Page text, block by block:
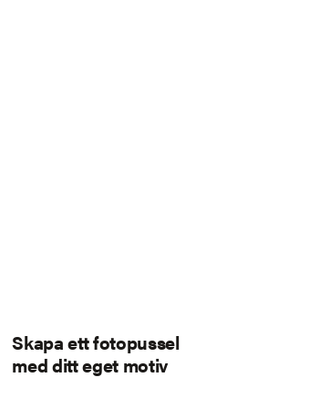
Skapa ett fotopussel
med ditt eget motiv